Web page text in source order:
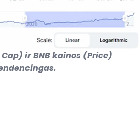
ir BNB kainos (Price)